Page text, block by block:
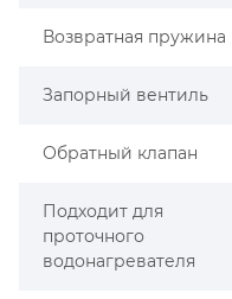
Возвратная пружина
Запорный вентиль
Обратный клапан
Подходит для
проточного
водонагревателя